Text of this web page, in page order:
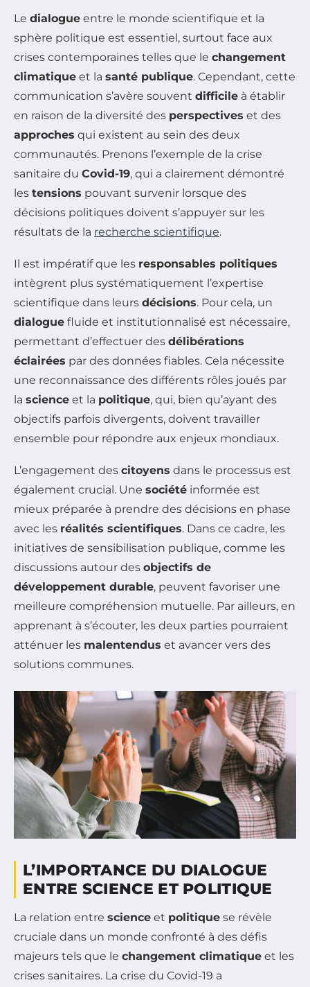
Le dialogue entre le monde scientifique et la
sphère politique est essentiel, surtout face aux
crises contemporaines telles que le changement
climatique et la santé publique. Cependant, cette
communication s’avère souvent difficile à établir
en raison de la diversité des perspectives et des
approches qui existent au sein des deux
communautés. Prenons l’exemple de la crise
sanitaire du Covid-19, qui a clairement démontré
les tensions pouvant survenir lorsque des
décisions politiques doivent s’appuyer sur les
résultats de la recherche scientifique.
Il est impératif que les responsables politiques
intègrent plus systématiquement l’expertise
scientifique dans leurs décisions. Pour cela, un
dialogue fluide et institutionnalisé est nécessaire,
permettant d’effectuer des délibérations
éclairées par des données fiables. Cela nécessite
une reconnaissance des différents rôles joués par
la science et la politique, qui, bien qu’ayant des
objectifs parfois divergents, doivent travailler
ensemble pour répondre aux enjeux mondiaux.
L’engagement des citoyens dans le processus est
également crucial. Une société informée est
mieux préparée à prendre des décisions en phase
avec les réalités scientifiques. Dans ce cadre, les
initiatives de sensibilisation publique, comme les
discussions autour des objectifs de
développement durable, peuvent favoriser une
meilleure compréhension mutuelle. Par ailleurs, en
apprenant à s’écouter, les deux parties pourraient
atténuer les malentendus et avancer vers des
solutions communes.
L’IMPORTANCE DU DIALOGUE
ENTRE SCIENCE ET POLITIQUE
La relation entre science et politique se révèle
cruciale dans un monde confronté à des défis
majeurs tels que le changement climatique et les
crises sanitaires. La crise du Covid-19 a